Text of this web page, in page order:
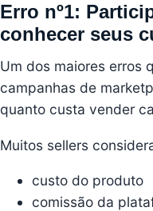
Erro nº1:
conhecer seus
Um dos maiores erros
campanhas de
quanto custa vender
Muitos sellers
custo do produto
comissão da